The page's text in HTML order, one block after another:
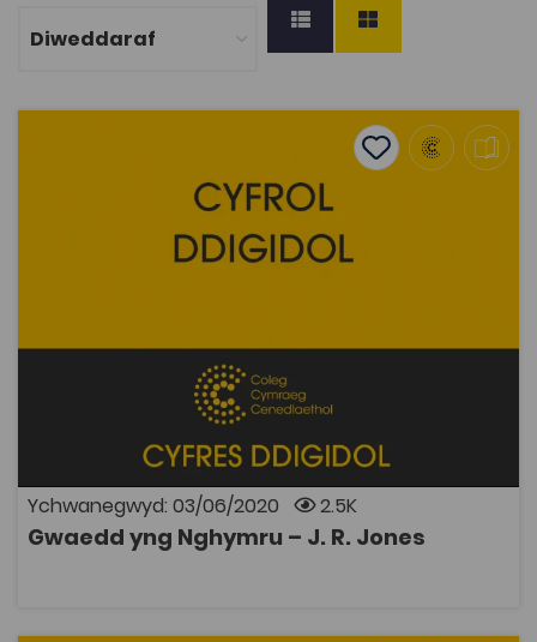
Gwaedd yng Nghymru – J. R. Jones
Add to favourites
Ychwanegwyd: 03/06/2020 2.5K
Gwaedd yng Nghymru – J. R. Jones
Add to favourites
Gwaedd yng Nghymru – J. R. Jones
Casgliad o ysgrifau gan yr athronydd J. R. Jones yn
trafod parhad yr iaith Gymraeg a hunaniaeth Gymreig
yn wyneb Prydeiniad y gymdeithas, yr Arwisgiad a